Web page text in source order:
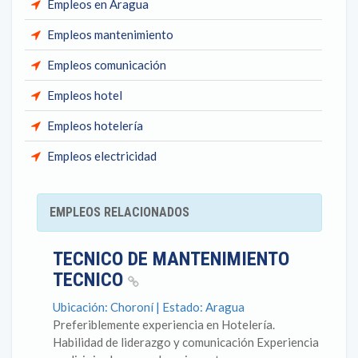
Empleos en Aragua
Empleos mantenimiento
Empleos comunicación
Empleos hotel
Empleos hotelería
Empleos electricidad
EMPLEOS RELACIONADOS
TECNICO DE MANTENIMIENTO
TECNICO
Ubicación: Choroní | Estado: Aragua
Preferiblemente experiencia en Hotelería.
Habilidad de liderazgo y comunicación Experiencia